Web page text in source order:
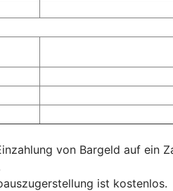
von Bargeld auf ein
ist kostenlos.